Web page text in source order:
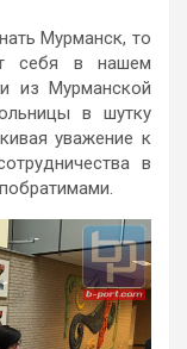
Мурманск, то
себя в нашем
из Мурманской
в шутку
уважение к
в